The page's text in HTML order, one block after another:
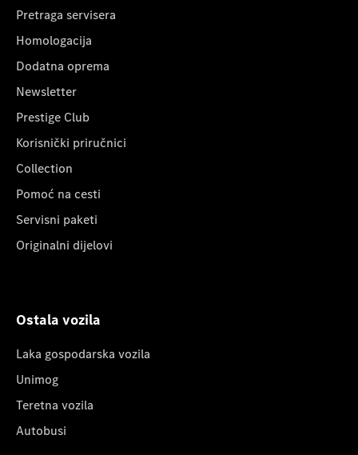
Pretraga servisera
Homologacija
Dodatna oprema
Newsletter
Prestige Club
Korisnički priručnici
Collection
Pomoć na cesti
Servisni paketi
Originalni dijelovi
Ostala vozila
Laka gospodarska vozila
Unimog
Teretna vozila
Autobusi